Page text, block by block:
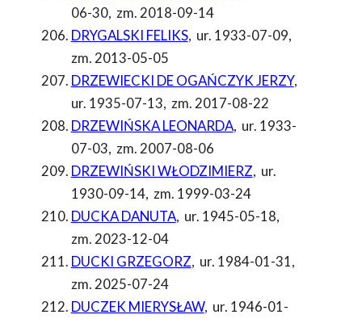
06-30, zm. 2018-09-14
DRYGALSKI FELIKS, ur. 1933-07-09,
zm. 2013-05-05
DRZEWIECKI DE OGAŃCZYK JERZY,
ur. 1935-07-13, zm. 2017-08-22
DRZEWIŃSKA LEONARDA, ur. 1933-
07-03, zm. 2007-08-06
DRZEWIŃSKI WŁODZIMIERZ, ur.
1930-09-14, zm. 1999-03-24
DUCKA DANUTA, ur. 1945-05-18,
zm. 2023-12-04
DUCKI GRZEGORZ, ur. 1984-01-31,
zm. 2025-07-24
DUCZEK MIERYSŁAW, ur. 1946-01-